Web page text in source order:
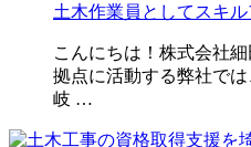
土木作業員としてスキ
こんにちは！株式会社
拠点に活動する弊社で
岐 …